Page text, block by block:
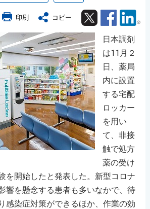
印刷 コピー Twitter Facebook
日本調剤
は11月２
日、薬局
内に設置
する宅配
ロッカー
を用い
て、非接
触で処方
薬の受け
を開始したと発表した。新型コロナ
響を懸念する患者も多いなかで、待
感染症対策ができるほか、作業の効